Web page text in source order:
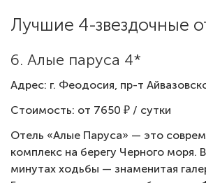
Лучшие 4-звездочные
6. Алые паруса 4*
Адрес: г. Феодосия, пр-т
Стоимость: от 7650 ₽ / сутки
Отель «Алые Паруса» — это
комплекс на берегу Черного моря.
минутах ходьбы — знаменитая